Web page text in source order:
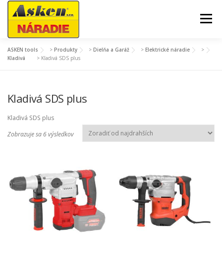
Prejsť
Menu
AKCIE A SEZÓNNY TOVAR
DIELŇA A GARÁŽ
STROJE A TECHNIKA MÔJ ÚČET
ASKEN tools > Produkty > Dielňa a Garáž > Elektrické náradie
>
Kladivá
> Kladivá SDS plus
Kladivá SDS plus
Kladivá SDS plus
Zobrazuje sa 6 výsledkovZ
d
e
n
é
p
o